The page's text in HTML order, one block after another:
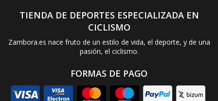
TIENDA DE DEPORTES ESPECIALIZADA EN
CICLISMO
Zambora.es nace fruto de un estilo de vida, el deporte, y de una
pasión, el ciclismo.
FORMAS DE PAGO